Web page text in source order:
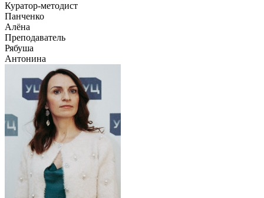
Куратор-методист
Панченко
Алёна
Преподаватель
Рябуша
Антонина